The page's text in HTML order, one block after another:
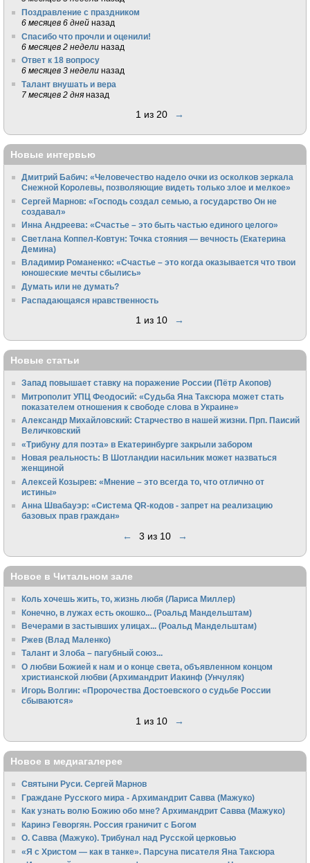
Поздравление с праздником
6 месяцев 6 дней назад
Спасибо что прочли и оценили!
6 месяцев 2 недели назад
Ответ к 18 вопросу
6 месяцев 3 недели назад
Талант внушать и вера
7 месяцев 2 дня назад
1 из 20 →
Новые интервью
Дмитрий Бабич: «Человечество надело очки из осколков зеркала
Снежной Королевы, позволяющие видеть только злое и мелкое»
Сергей Марнов: «Господь создал семью, а государство Он не
создавал»
Инна Андреева: «Счастье – это быть частью единого целого»
Светлана Коппел-Ковтун: Точка стояния — вечность (Екатерина
Демина)
Владимир Романенко: «Счастье – это когда оказывается что твои
юношеские мечты сбылись»
Думать или не думать?
Распадающаяся нравственность
1 из 10 →
Новые статьи
Запад повышает ставку на поражение России (Пётр Акопов)
Митрополит УПЦ Феодосий: «Судьба Яна Таксюра может стать
показателем отношения к свободе слова в Украине»
Алек­сандр Михайловский: Старчество в нашей жизни. Прп. Паисий
Величковский
«Трибуну для поэта» в Екатеринбурге закрыли забором
Новая реальность: В Шотландии насильник может назваться
женщиной
Алексей Козырев: «Мнение – это всегда то, что отлично от
истины»
Анна Швабауэр: «Система QR-кодов - запрет на реализацию
базовых прав граждан»
← 3 из 10 →
Новое в Читальном зале
Коль хочешь жить, то, жизнь любя (Лариса Миллер)
Конечно, в лужах есть окошко... (Роальд Мандельштам)
Вечерами в застывших улицах... (Роальд Мандельштам)
Ржев (Влад Маленко)
Талант и Злоба – пагубный союз...
О любви Божией к нам и о конце света, объявленном концом
христианской любви (Архимандрит Иакинф (Унчуляк)
Игорь Волгин: «Пророчества Достоевского о судьбе России
сбываются»
1 из 10 →
Новое в медиагалерее
Святыни Руси. Сергей Марнов
Граждане Русского мира - Архимандрит Савва (Мажуко)
Как узнать волю Божию обо мне? Архимандрит Савва (Мажуко)
Каринэ Геворгян. Россия граничит с Богом
О. Савва (Мажуко). Трибунал над Русской церковью
«Я с Христом — как в танке». Парсуна писателя Яна Таксюра